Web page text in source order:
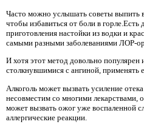
Часто можно услышать советы выпить
чтобы избавиться от боли в
приготовления настойки из водки и
самыми разными заболеваниями ЛОР-
И хотя этот метод довольно популярен
столкнувшимися с ангиной, применять
Алкоголь может вызвать усиление
несовместим со многими лекарствами,
может вызвать ожог уже воспаленной
аллергические реакции.